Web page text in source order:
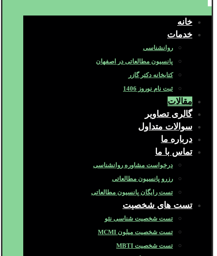
خانه
خدمات
روانشناسی
پانسیون مطالعاتی در اصفهان
کتابخانه دکتر گازر
ثبت نام نوروز 1406
مقالات
گالری تصاویر
سوالات متداول
درباره ما
تماس با ما
درخواست مشاوره روانشناسی
رزرو پانسیون مطالعاتی
تست رایگان پانسیون مطالعاتی
تست های شخصیت
تست شخصیت شناسی نئو
تست شخصیت میلون MCMI
تست شخصیت MBTI